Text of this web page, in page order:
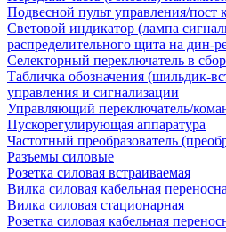
Подвесной пульт управления/пост
Световой индикатор (лампа
распределительного щита на дин-
Селекторный переключатель в
Табличка обозначения (шильдик-
управления и сигнализации
Управляющий переключатель/
Пускорегулирующая аппаратура
Частотный преобразователь
Разъемы силовые
Розетка силовая встраиваемая
Вилка силовая кабельная
Вилка силовая стационарная
Розетка силовая кабельная